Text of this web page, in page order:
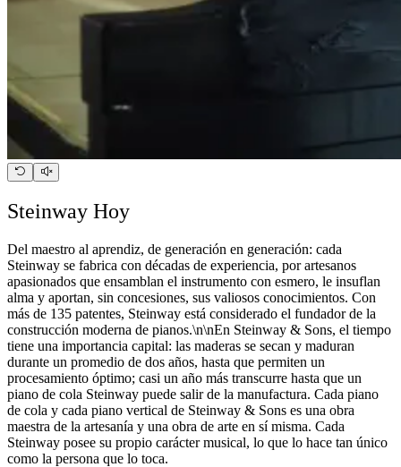
Steinway Hoy
Del maestro al aprendiz, de generación en generación: cada
Steinway se fabrica con décadas de experiencia, por artesanos
apasionados que ensamblan el instrumento con esmero, le insuflan
alma y aportan, sin concesiones, sus valiosos conocimientos. Con
más de 135 patentes, Steinway está considerado el fundador de la
construcción moderna de pianos.\n\nEn Steinway ⁠&⁠ Sons, el tiempo
tiene una importancia capital: las maderas se secan y maduran
durante un promedio de dos años, hasta que permiten un
procesamiento óptimo; casi un año más transcurre hasta que un
piano de cola Steinway puede salir de la manufactura. Cada piano
de cola y cada piano vertical de Steinway ⁠&⁠ Sons es una obra
maestra de la artesanía y una obra de arte en sí misma. Cada
Steinway posee su propio carácter musical, lo que lo hace tan único
como la persona que lo toca.